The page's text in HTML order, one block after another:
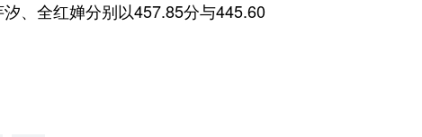
、全红婵分别以457.85分与445.60